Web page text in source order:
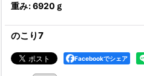
重み:6920ｇ
のこり7
Facebookでシェア